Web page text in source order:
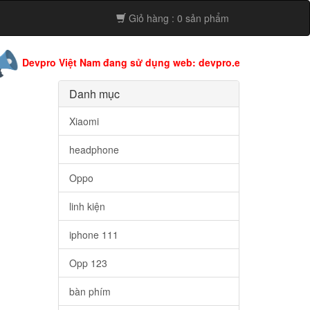
Giỏ hàng : 0 sản phẩm
Việt Nam đang sử dụng web: devpro.edu.vn còn web này
Danh mục
Xiaomi
headphone
Oppo
linh kiện
iphone 111
Opp 123
bàn phím